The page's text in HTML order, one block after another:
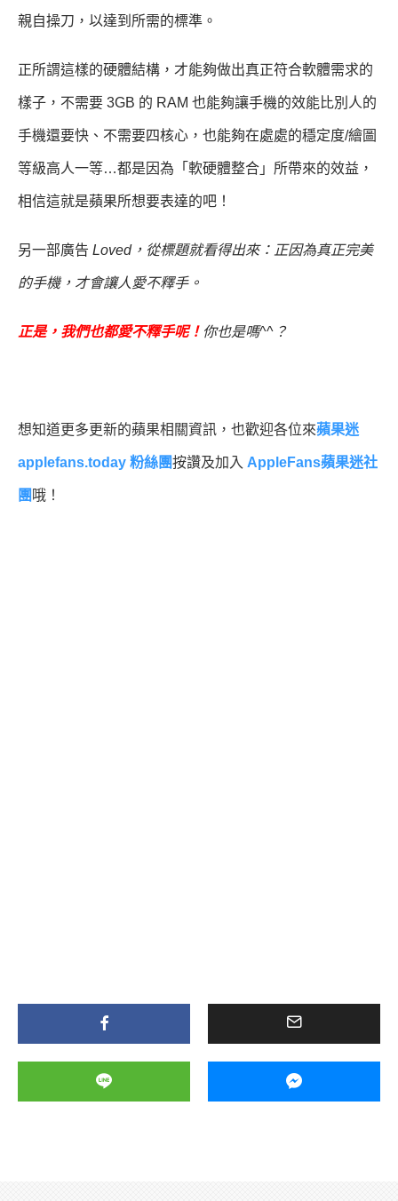
親自操刀，以達到所需的標準。
正所謂這樣的硬體結構，才能夠做出真正符合軟體需求的
樣子，不需要 3GB 的 RAM 也能夠讓手機的效能比別人的
手機還要快、不需要四核心，也能夠在處處的穩定度/繪圖
等級高人一等…都是因為「軟硬體整合」所帶來的效益，
相信這就是蘋果所想要表達的吧！
另一部廣告 Loved，從標題就看得出來：正因為真正完美
的手機，才會讓人愛不釋手。
正是，我們也都愛不釋手呢！ 你也是嗎^^ ？
想知道更多更新的蘋果相關資訊，也歡迎各位來蘋果迷
applefans.today 粉絲團按讚及加入 AppleFans蘋果迷社
團 哦！